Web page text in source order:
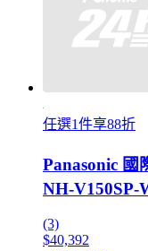
任選1件享88折
Panasonic 國
NH-V150SP-
(3)
$40,392